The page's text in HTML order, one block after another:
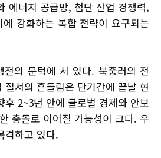
에너지 공급망, 첨단 산업 경쟁력,
강화하는 복합 전략이 요구되는
전의 문턱에 서 있다. 북중러의 전
질서의 흔들림은 단기간에 끝날 현
후 2~3년 안에 글로벌 경제와 안보
충돌로 이어질 가능성이 크다. 우
격하고 있다.